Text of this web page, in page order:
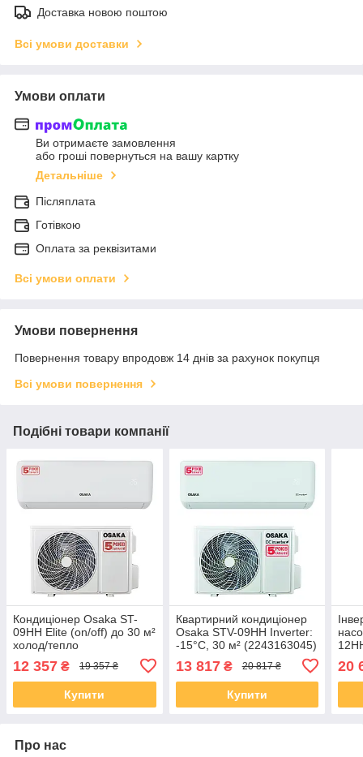
Доставка новою поштою
Всі умови доставки
Умови оплати
Ви отримаєте замовлення
або гроші повернуться на вашу картку
Детальніше
Післяплата
Готівкою
Оплата за реквізитами
Всі умови оплати
Умови повернення
Повернення товару впродовж 14 днів за рахунок покупця
Всі умови повернення
Подібні товари компанії
Кондиціонер Osaka ST-
09HH Elite (on/off) до 30 м²
холод/тепло
12 357 ₴ 19 357 ₴
Купити
Квартирний кондиціонер
Osaka STV-09HH Inverter:
-15°C, 30 м² (2243163045)
13 817₴ 20 817 ₴
Купити
20
Про нас